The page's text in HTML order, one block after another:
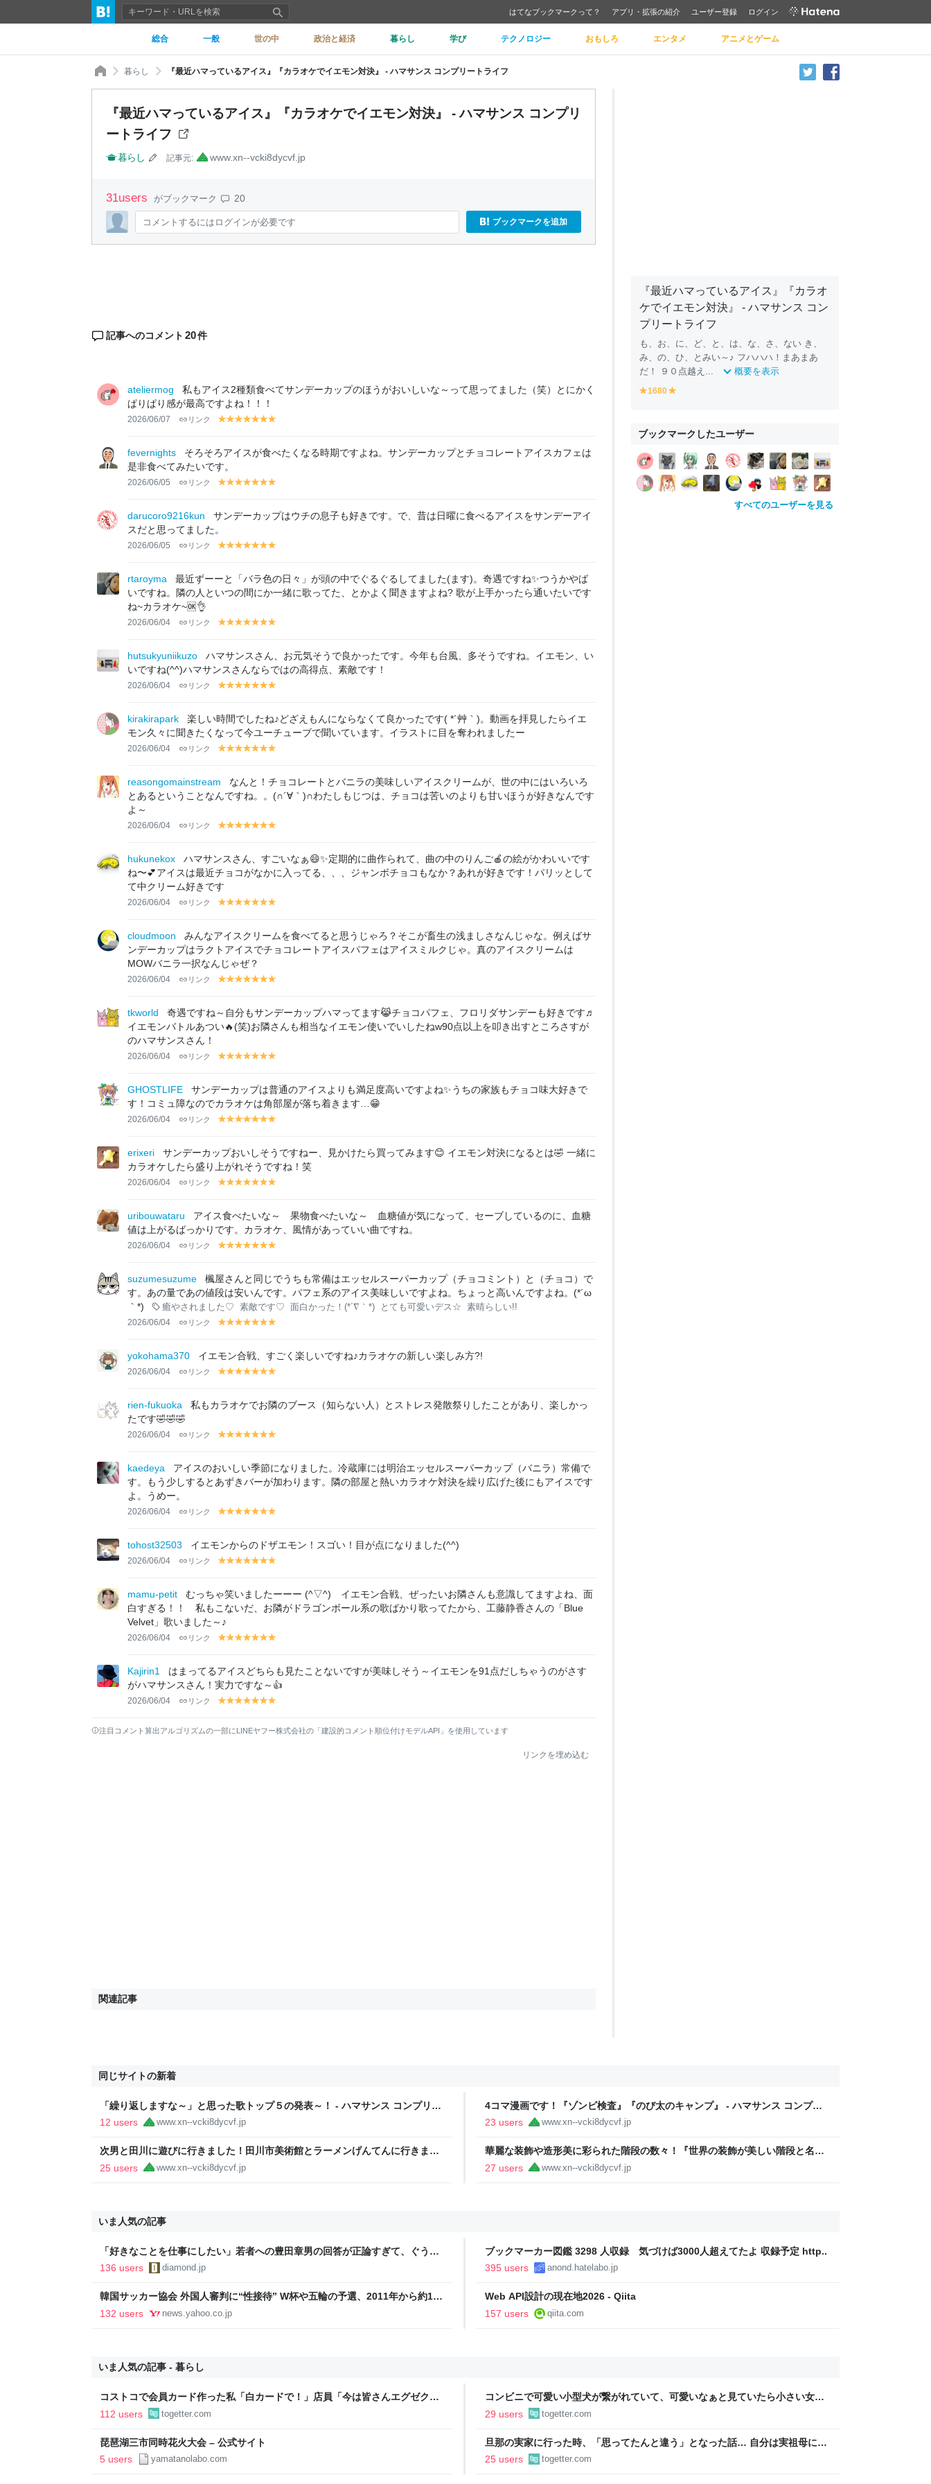
はてなブックマークって？ アプリ・拡張の紹介 ユーザー登録 ログイン
総合 一般 世の中 政治と経済 暮らし 学び テクノロジー おもしろ エンタメ アニメとゲーム
暮らし 『最近ハマっているアイス』『カラオケでイエモン対決』 - ハマサンス コンプリートライフ
『最近ハマっているアイス』『カラオケでイエモン対決』 - ハマサンス コンプリ
ートライフ
暮らし 記事元: www.xn--vcki8dycvf.jp
31users がブックマーク 20
コメントするにはログインが必要です ブックマークを追加
記事へのコメント 20件
ateliermog
私もアイス2種類食べてサンデーカップのほうがおいしいな～って思ってました（笑）とにかく
ぱりぱり感が最高ですよね！！！
2026/06/07 リンク
y
lo
w
y
lo
y
lo
y
lo
y
lo
y
lolo
fevernights
そろそろアイスが食べたくなる時期ですよね。サンデーカップとチョコレートアイスカフェは
是非食べてみたいです。
2026/06/05 リンク
y
lo
y
lo
y
lo
y y
lo
y
lo lo
darucoro9216kun
サンデーカップはウチの息子も好きです。で、昔は日曜に食べるアイスをサンデーアイ
スだと思ってました。
2026/06/05 リンク
y
w
y
lo
w
y
lo
w
y
lo
w
y
lo
w
y
lo
w
lo
w
rtaroyma
最近ずーーと「バラ色の日々」が頭の中でぐるぐるしてました(ます)。奇遇ですね✨つうかやば
いですね。隣の人といつの間にか一緒に歌ってた、とかよく聞きますよね? 歌が上手かったら通いたいです
ね~カラオケ~🆗👌
2026/06/04 リンク
y
lo
w
y
lo
w
y
lo
w
y
lo
w
y
lo
w
y
lo
w
lo
w
hutsukyuniikuzo
ハマサンスさん、お元気そうで良かったです。今年も台風、多そうですね。イエモン、い
いですね(^^)ハマサンスさんならではの高得点、素敵です！
2026/06/04 リンク
y
lo
w
y
lo
y
lo
w
y
lo
w
y
lo
w
y
lo
w
lo
w
kirakirapark
楽しい時間でしたね♪どざえもんにならなくて良かったです( *´艸｀)。動画を拝見したらイエ
モン久々に聞きたくなって今ユーチューブで聞いています。イラストに目を奪われましたー
2026/06/04 リンク
y
lo
w
y
lo
w
y
lo
w
y
lo
w
y
lo
w
y
lo lo
w
reasongomainstream
なんと！チョコレートとバニラの美味しいアイスクリームが、世の中にはいろいろ
とあるということなんですね。。(∩´∀｀)∩わたしもじつは、チョコは苦いのよりも甘いほうが好きなんです
よ～
2026/06/04 リンク
y
lo
w
y
lo
w
y
lo
w
y
lo
w
y
w
y
lo
w
lo
w
hukunekox
ハマサンスさん、すごいなぁ😄✨定期的に曲作られて、曲の中のりんご🍎の絵がかわいいです
ね〜💕アイスは最近チョコがなかに入ってる、、、ジャンボチョコもなか？あれが好きです！パリッとして
て中クリーム好きです
2026/06/04 リンク
y
lo
w
y
lo
w
y
lo
w
y
lo
w
y
lo
w
y
w
lo
w
cloudmoon
みんなアイスクリームを食べてると思うじゃろ？そこが畜生の浅ましさなんじゃな。例えばサ
ンデーカップはラクトアイスでチョコレートアイスパフェはアイスミルクじゃ。真のアイスクリームは
MOWバニラ一択なんじゃぜ？
2026/06/04 リンク
y
w
y
lo
w
y
lo
w
y
lo
w
y
lo
w
y
lo
w
lo
w
tkworld
奇遇ですね～自分もサンデーカップハマってます😹チョコパフェ、フロリダサンデーも好きです♬
イエモンバトルあつい🔥(笑)お隣さんも相当なイエモン使いでいしたねw90点以上を叩き出すところさすが
のハマサンスさん！
2026/06/04 リンク
y
lo
w
y
lo
w
y
lo
w
y
lo
w
y
lo
w
y
lo
w
lo
w
GHOSTLIFE
サンデーカップは普通のアイスよりも満足度高いですよね✨うちの家族もチョコ味大好きで
す！コミュ障なのでカラオケは角部屋が落ち着きます…😁
2026/06/04 リンク
y
lo
w
y
lo
w
y
lo
w
y
lo
w
y
lo
w
y
lo
w
lo
w
erixeri
サンデーカップおいしそうですねー、見かけたら買ってみます😊 イエモン対決になるとは🤣 一緒に
カラオケしたら盛り上がれそうですね！笑
2026/06/04 リンク
y
lo
w
y
lo
w
y
lo
y
lo
w
y
lo
w
y
lo
w
lo
w
uribouwataru
アイス食べたいな～ 果物食べたいな～ 血糖値が気になって、セーブしているのに、血糖
値は上がるばっかりです。カラオケ、風情があっていい曲ですね。
2026/06/04 リンク
y
lo
w
y
lo
w
y
lo
w
y
lo
w
y
lo
w
y
lo
w
lo
w
suzumesuzume
楓屋さんと同じでうちも常備はエッセルスーパーカップ（チョコミント）と（チョコ）で
す。あの量であの値段は安いんです。パフェ系のアイス美味しいですよね。ちょっと高いんですよね。(*´ω
｀*)
癒やされました♡ 素敵です♡ 面白かった！(*´∇｀*) とても可愛いデス☆ 素晴らしい!!
2026/06/04 リンク
y
lo
w
y
lo
w
y
lo
w
y
lo
w
y
lo
w
y
lo
w
lo
w
yokohama370 イエモン合戦、すごく楽しいですね♪カラオケの新しい楽しみ方?!
2026/06/04 リンク
y
lo
y
lo
y
lo
y
lo
y
lo
y
lolo
rien-fukuoka
私もカラオケでお隣のブース（知らない人）とストレス発散祭りしたことがあり、楽しかっ
たです🤣🤣🤣
2026/06/04 リンク
y
lo
w
y
lo
w
y
lo
w
y
lo
w
y
lo
w
y
lo
w
lo
w
kaedeya
アイスのおいしい季節になりました。冷蔵庫には明治エッセルスーパーカップ（バニラ）常備で
す。もう少しするとあずきバーが加わります。隣の部屋と熱いカラオケ対決を繰り広げた後にもアイスです
よ。うめー。
2026/06/04 リンク
y
lo
w
y
lo
w
y
lo
w
y
lo
w
y
lo
w
y
lo
w
lo
w
tohost32503 イエモンからのドザエモン！スゴい！目が点になりました(⁠^⁠^⁠)
2026/06/04 リンク
y
lo
w
y
lo
w
y
lo
w
y
lo
w
y
lo
w
y
lo
ww
mamu-petit
むっちゃ笑いましたーーー (^▽^) イエモン合戦、ぜったいお隣さんも意識してますよね、面
白すぎる！！ 私もこないだ、お隣がドラゴンボール系の歌ばかり歌ってたから、工藤静香さんの「Blue
Velvet」歌いました～♪
2026/06/04 リンク
y
lo
w
y
lo
w
y
lo
w
y
lo
w
y
lo
w
y
lo
w
lo
w
Kajirin1
はまってるアイスどちらも見たことないですが美味しそう～イエモンを91点だしちゃうのがさす
がハマサンスさん！実力ですな～👍
2026/06/04 リンク
y
lo
y
lo
y
lo
y
lo
y
lo
y
lolo
注目コメント算出アルゴリズムの一部にLINEヤフー株式会社の「建設的コメント順位付けモデルAPI」を使用しています
リンクを埋め込む
関連記事
『最近ハマっているアイス』『カラオ
ケでイエモン対決』 - ハマサンス コン
プリートライフ
も、お、に、ど、と、は、な、さ、ない き、
み、の、ひ、とみい～♪ フハハハ！まあまあ
だ！ ９０点越え...
概要を表示
y
o
w
1680
o
ブックマークしたユーザー
すべてのユーザーを見る
同じサイトの新着
「繰り返しますな～」と思った歌トップ５の発表～！ - ハマサンス コンプリー
トライフ
12 users www.xn--vcki8dycvf.jp
4コマ漫画です！『ゾンビ検査』『のび太のキャンプ』 - ハマサンス コンプリ
ートライフ
23 users www.xn--vcki8dycvf.jp
次男と田川に遊びに行きました！田川市美術館とラーメンげんてんに行きまし
た！ - ハマサンス コンプリートライフ
25 users www.xn--vcki8dycvf.jp
華麗な装飾や造形美に彩られた階段の数々！『世界の装飾が美しい階段と名建
築』を紹介です！ - ハマサンス コンプリートライフ
27 users www.xn--vcki8dycvf.jp
いま人気の記事
「好きなことを仕事にしたい」若者への豊田章男の回答が正論すぎて、ぐうの
音も出なかった
136 users diamond.jp
ブックマーカー図鑑 3298 人収録 気づけば3000人超えてたよ 収録予定 http..
395 users
anond.hatelabo.jp
韓国サッカー協会 外国人審判に“性接待” W杯や五輪の予選、2011年から約1年
間で10人余に対し JNN報告書入手（TBS NEWS DIG Powered by JNN） -
132 users news.yahoo.co.jp
Web API設計の現在地2026 - Qiita
157 users
qiita.com
いま人気の記事 - 暮らし
コストコで会員カード作った私「白カードで！」店員「今は皆さんエグゼクテ
ィブカードしか作りませんけど？」→コストコのカード勧誘はやたら圧が強い
112 users togetter.com
コンビニで可愛い小型犬が繋がれていて、可愛いなぁと見ていたら小さい女の
子連れの母親がやってきて、子供が「可愛い！欲しい！」と言うと「連れて帰
29 users togetter.com
琵琶湖三市同時花火大会 – 公式サイト
5 users
yamatanolabo.com
旦那の実家に行った時、「思ってたんと違う」となった話… 自分は実祖母に
「嫁いだらお客様じゃないから。恥じぬようしっかり働け」と言われていたの
で、嫁ぎ先で嫌われたら終わりと思い、張り切っていた
25 users togetter.com